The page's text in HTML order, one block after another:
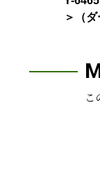
＞（ダ
こ